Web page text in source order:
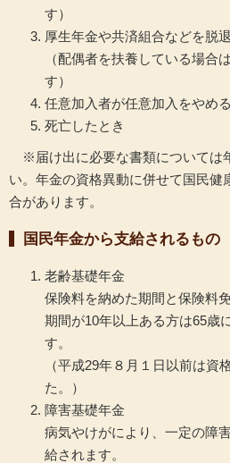
す）
厚生年金や共済組合などを脱
（配偶者を扶養している場合
す）
任意加入者が任意加入をやめ
死亡したとき
※届け出に必要な書類については
い。年金の資格異動に併せて国民健
合があります。
国民年金から支給されるもの
老齢基礎年金
保険料を納めた期間と保険料
期間が10年以上ある方は65歳
す。
（平成29年８月１日以前は資
た。）
障害基礎年金
病気やけがにより、一定の障
給されます。